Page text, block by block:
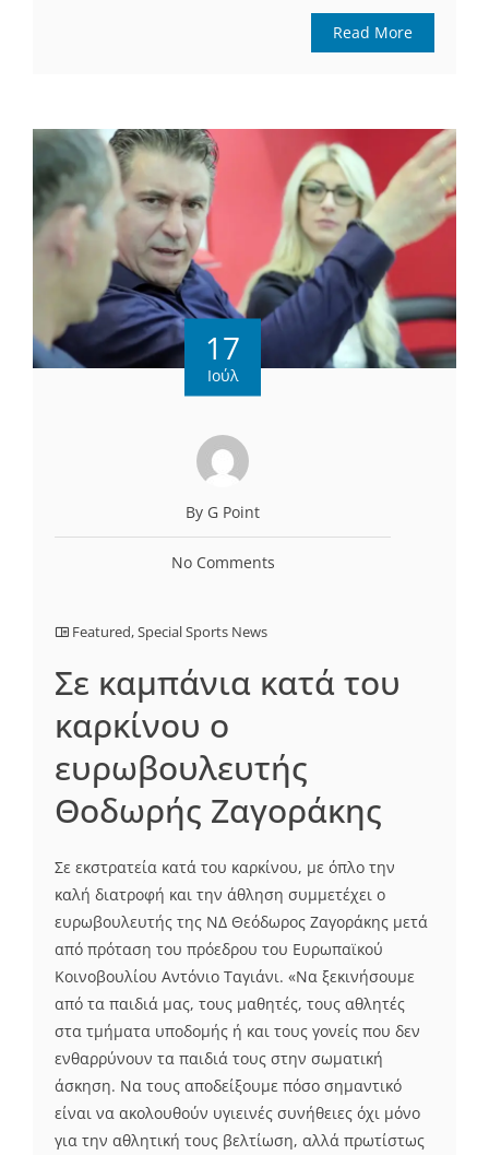
Read More
17
Ιούλ
By G Point
No Comments
Featured,Special Sports News
Σε καμπάνια κατά του
καρκίνου ο
ευρωβουλευτής
Θοδωρής Ζαγοράκης
Σε εκστρατεία κατά του καρκίνου, με όπλο την
καλή διατροφή και την άθληση συμμετέχει ο
ευρωβουλευτής της ΝΔ Θεόδωρος Ζαγοράκης μετά
από πρόταση του πρόεδρου του Ευρωπαϊκού
Κοινοβουλίου Αντόνιο Ταγιάνι. «Να ξεκινήσουμε
από τα παιδιά μας, τους μαθητές, τους αθλητές
στα τμήματα υποδομής ή και τους γονείς που δεν
ενθαρρύνουν τα παιδιά τους στην σωματική
άσκηση. Να τους αποδείξουμε πόσο σημαντικό
είναι να ακολουθούν υγιεινές συνήθειες όχι μόνο
για την αθλητική τους βελτίωση, αλλά πρωτίστως